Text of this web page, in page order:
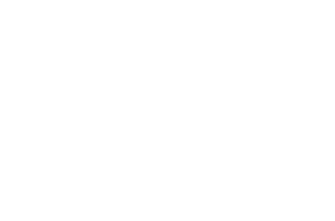
Navegueu pel